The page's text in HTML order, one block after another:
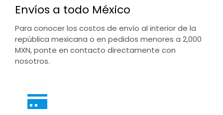
Envíos a todo México
Para conocer los costos de envío al interior de la
república mexicana o en pedidos menores a 2,000
MXN, ponte en contacto directamente con
nosotros.